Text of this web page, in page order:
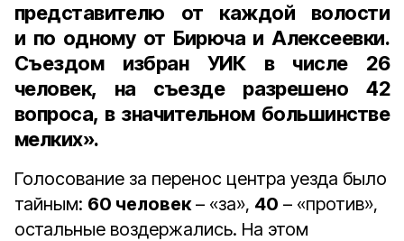
представителю от каждой волости
и по одному от Бирюча и Алексеевки.
Съездом избран УИК в числе 26
человек, на съезде разрешено42
вопроса, в значительном большинстве
мелких».
Голосование за перенос центра уезда было
тайным: 60 человек– «за», 40 – «против»,
остальные воздержались. На этом